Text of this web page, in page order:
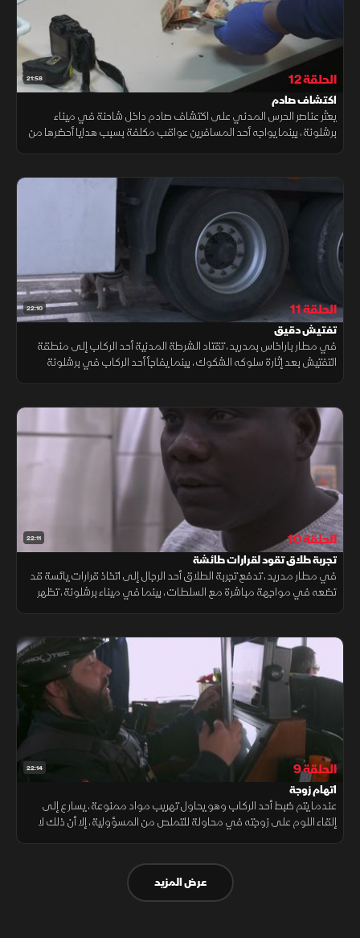
21:58 الحلقة 12
اكتشاف صادم
يعثر عناصر الحرس المدني على اكتشاف صادم داخل شاحنة في ميناء
برشلونة، بينما يواجه أحد المسافرين عواقب مكلفة بسبب هدايا أحضرها من
22:10 الحلقة 11
تفتيش دقيق
في مطار باراخاس بمدريد، تقتاد الشرطة المدنية أحد الركاب إلى منطقة
التفتيش بعد إثارة سلوكه الشكوك، بينما يفاجأ أحد الركاب في برشلونة
22:11 الحلقة 10
تجربة طلاق تقود لقرارات طائشة
في مطار مدريد، تدفع تجربة الطلاق أحد الرجال إلى اتخاذ قرارات يائسة قد
تضعه في مواجهة مباشرة مع السلطات، بينما في ميناء برشلونة، تظهر
22:14 الحلقة 9
اتهام زوجة
عندما يتم ضبط أحد الركاب وهو يحاول تهريب مواد ممنوعة، يسارع إلى
إلقاء اللوم على زوجته في محاولة للتملص من المسؤولية، إلا أن ذلك لا
عرض المزيد